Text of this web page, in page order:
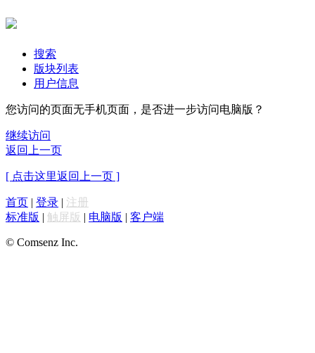
搜索
版块列表
用户信息
您访问的页面无手机页面，是否进一步访问电脑版？
继续访问
返回上一页
[ 点击这里返回上一页 ]
首页 | 登录 | 注册
标准版 | 触屏版 | 电脑版 | 客户端
© Comsenz Inc.